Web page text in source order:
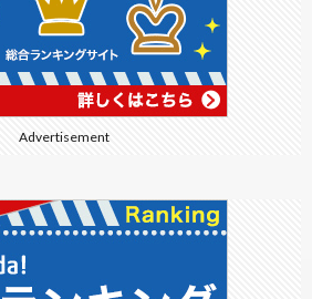
Advertisement